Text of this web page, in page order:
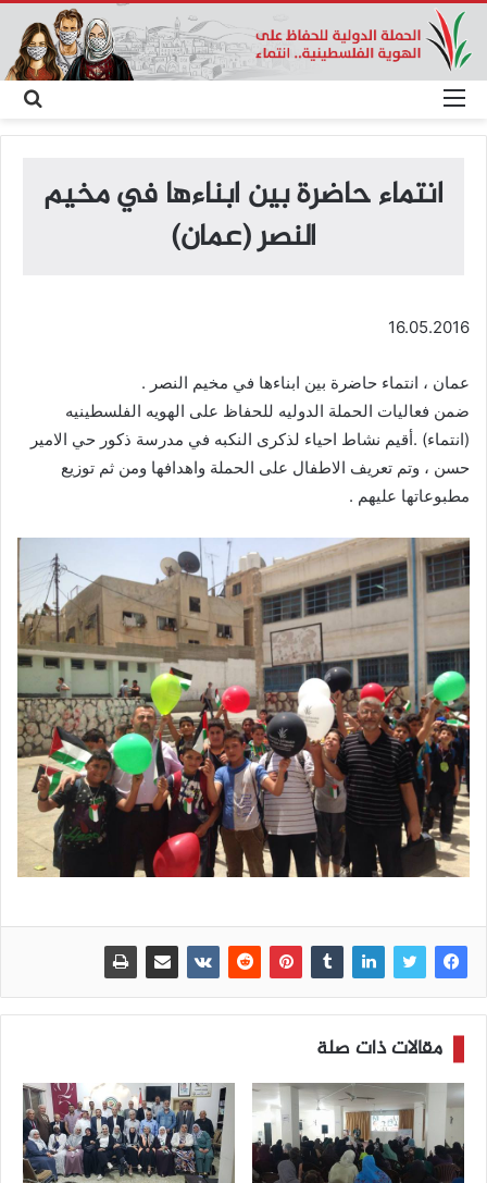
عن
القائمة
انتماء حاضرة بين ابناءها في مخيم
النصر (عمان)
16.05.2016
عمان ، انتماء حاضرة بين ابناءها في مخيم النصر .
ضمن فعاليات الحملة الدوليه للحفاظ على الهويه الفلسطينيه
(انتماء) .أقيم نشاط احياء لذكرى النكبه في مدرسة ذكور حي الامير
حسن ، وتم تعريف الاطفال على الحملة واهدافها ومن ثم توزيع
مطبوعاتها عليهم .
مقالات ذات صلة